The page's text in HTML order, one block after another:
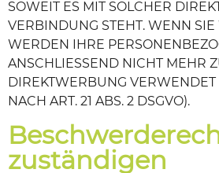
SOWEIT ES MIT SOLCHER
VERBINDUNG STEHT. WENN
WERDEN IHRE
ANSCHLIESSEND NICHT MEHR
DIREKTWERBUNG
NACH ART. 21 ABS. 2 DSGVO).
zuständigen